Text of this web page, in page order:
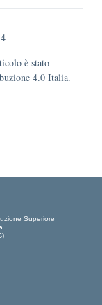
è stato
4.0 Italia.
Superiore